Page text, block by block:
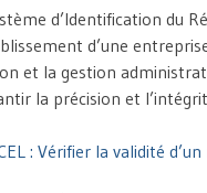
d’Identification du
d’une
et la gestion
la précision et
: Vérifier la validité